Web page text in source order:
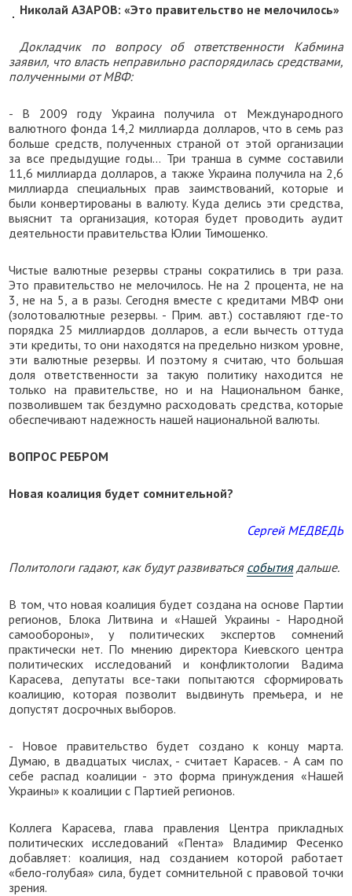
Николай АЗАРОВ: «Это правительство не мелочилось»
Докладчик по вопросу об ответственности Кабмина
заявил, что власть неправильно распорядилась средствами,
полученными от МВФ:
- В 2009 году Украина получила от Международного
валютного фонда 14,2 миллиарда долларов, что в семь раз
больше средств, полученных страной от этой организации
за все предыдущие годы... Три транша в сумме составили
11,6 миллиарда долларов, а также Украина получила на 2,6
миллиарда специальных прав заимствований, которые и
были конвертированы в валюту. Куда делись эти средства,
выяснит та организация, которая будет проводить аудит
деятельности правительства Юлии Тимошенко.
Чистые валютные резервы страны сократились в три раза.
Это правительство не мелочилось. Не на 2 процента, не на
3, не на 5, а в разы. Сегодня вместе с кредитами МВФ они
(золотовалютные резервы. - Прим. авт.) составляют где-то
порядка 25 миллиардов долларов, а если вычесть оттуда
эти кредиты, то они находятся на предельно низком уровне,
эти валютные резервы. И поэтому я считаю, что большая
доля ответственности за такую политику находится не
только на правительстве, но и на Национальном банке,
позволившем так бездумно расходовать средства, которые
обеспечивают надежность нашей национальной валюты.
ВОПРОС РЕБРОМ
Новая коалиция будет сомнительной?
Сергей МЕДВЕДЬ
Политологи гадают, как будут развиваться событиядальше.
В том, что новая коалиция будет создана на основе Партии
регионов, Блока Литвина и «Нашей Украины - Народной
самообороны», у политических экспертов сомнений
практически нет. По мнению директора Киевского центра
политических исследований и конфликтологии Вадима
Карасева, депутаты все-таки попытаются сформировать
коалицию, которая позволит выдвинуть премьера, и не
допустят досрочных выборов.
- Новое правительство будет создано к концу марта.
Думаю, в двадцатых числах, - считает Карасев. - А сам по
себе распад коалиции - это форма принуждения «Нашей
Украины» к коалиции с Партией регионов.
Коллега Карасева, глава правления Центра прикладных
политических исследований «Пента» Владимир Фесенко
добавляет: коалиция, над созданием которой работает
«бело-голубая» сила, будет сомнительной с правовой точки
зрения.